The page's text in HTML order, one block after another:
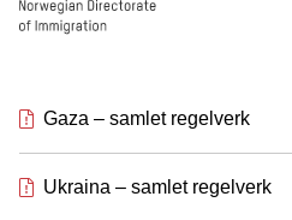
Gaza – samlet regelverk
Ukraina – samlet regelverk